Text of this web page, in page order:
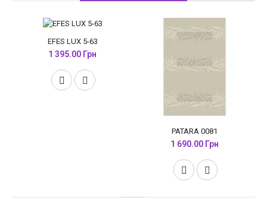
EFES LUX 5-63
1 395.00 Грн
PATARA 0081
1 690.00 Грн